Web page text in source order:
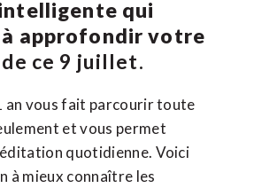
qui
approfondir votre
ce 9 juillet.
an vous fait parcourir toute
et vous permet
quotidienne. Voici
à mieux connaître les